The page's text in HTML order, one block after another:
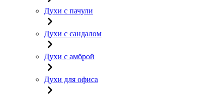
Духи с пачули
Духи с сандалом
Духи с амброй
Духи для офиса